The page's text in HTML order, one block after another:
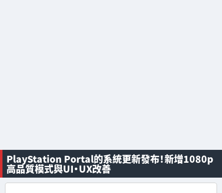
PlayStation Portal的系統更新發布！新增1080p
高品質模式與UI・UX改善